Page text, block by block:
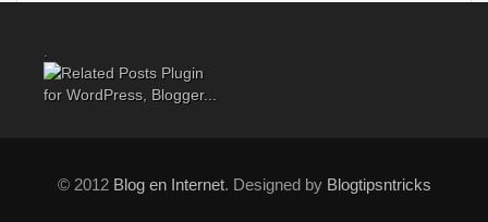
.
© 2012 Blog en Internet. Designed by Blogtipsntricks